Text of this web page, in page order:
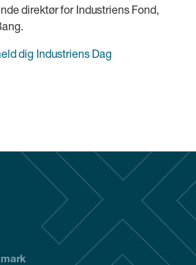
direktør for Industriens Fond,
dig Industriens Dag